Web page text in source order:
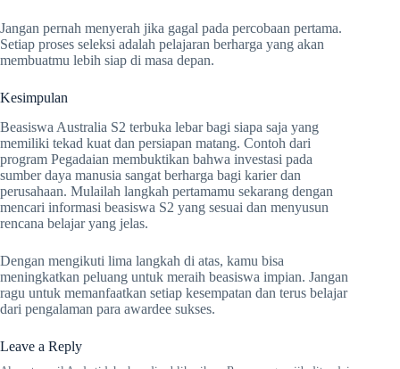
Jangan pernah menyerah jika gagal pada percobaan pertama.
Setiap proses seleksi adalah pelajaran berharga yang akan
membuatmu lebih siap di masa depan.
Kesimpulan
Beasiswa Australia S2 terbuka lebar bagi siapa saja yang
memiliki tekad kuat dan persiapan matang. Contoh dari
program Pegadaian membuktikan bahwa investasi pada
sumber daya manusia sangat berharga bagi karier dan
perusahaan. Mulailah langkah pertamamu sekarang dengan
mencari informasi beasiswa S2 yang sesuai dan menyusun
rencana belajar yang jelas.
Dengan mengikuti lima langkah di atas, kamu bisa
meningkatkan peluang untuk meraih beasiswa impian. Jangan
ragu untuk memanfaatkan setiap kesempatan dan terus belajar
dari pengalaman para awardee sukses.
Leave a Reply